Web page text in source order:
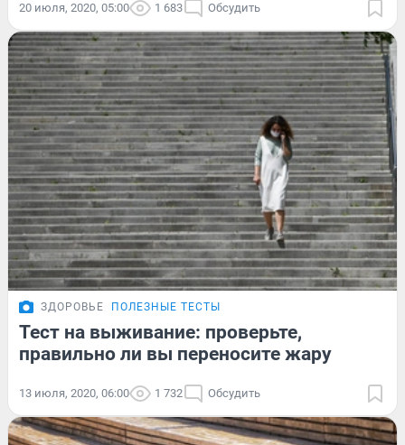
20 июля, 2020, 05:00 1 683 Обсудить
ЗДОРОВЬЕ ПОЛЕЗНЫЕ ТЕСТЫ
Тест на выживание: проверьте,
правильно ли вы переносите жару
13 июля, 2020, 06:00 1 732 Обсудить